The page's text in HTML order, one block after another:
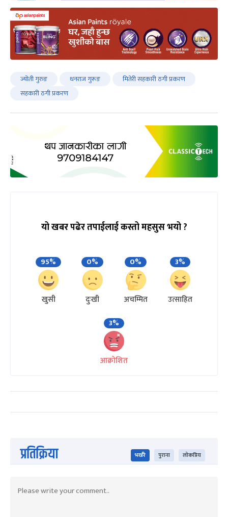
ज्योती गुरुङ धनराज गुरूङ
मितेरी सहकारी ठगी प्रकरण
सहकारी ठगी प्रकरण
यो खबर पढेर तपाईलाई कस्तो महसुस भयो ?
95%
खुसी
0%
दुःखी
0%
अचम्मित
3%
उत्साहित
3%
आक्रोशित
प्रतिक्रिया भर्खरै पुराना लोकप्रिय